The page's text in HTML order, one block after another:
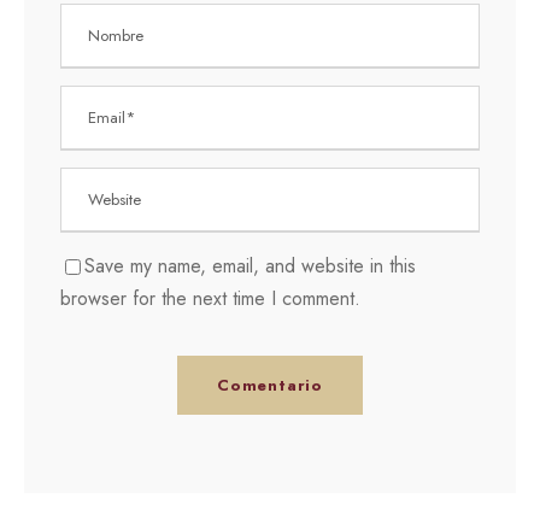
Save my name, email, and website in this
browser for the next time I comment.